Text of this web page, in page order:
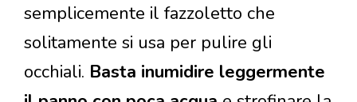
semplicemente il fazzoletto che
solitamente si usa per pulire gli
occhiali. Basta inumidire leggermente